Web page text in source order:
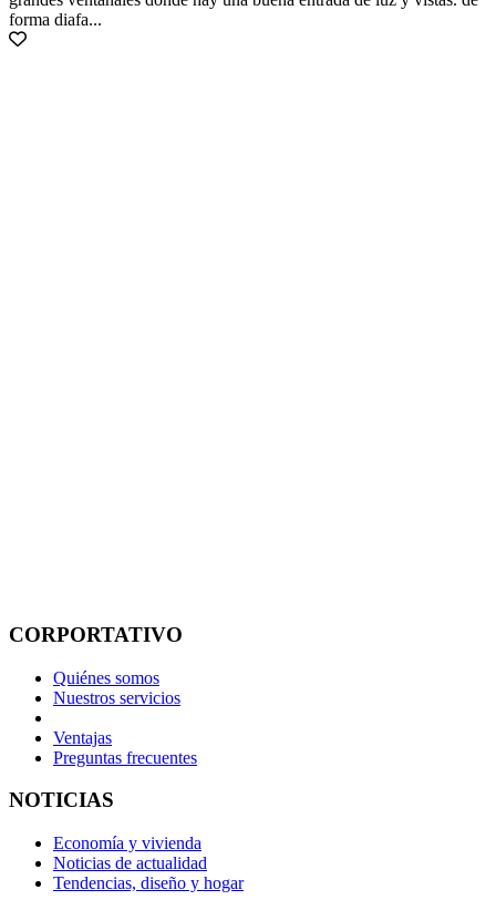
forma diafa...
CORPORTATIVO
Quiénes somos
Nuestros servicios
Ventajas
Preguntas frecuentes
NOTICIAS
Economía y vivienda
Noticias de actualidad
Tendencias, diseño y hogar